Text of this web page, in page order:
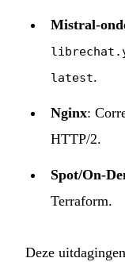
Mistral-
latest.
Nginx:
HTTP/2.
Spot/On-
Terraform.
Deze